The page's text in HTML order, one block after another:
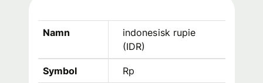
Namn
indonesisk rupie
(IDR)
Symbol Rp